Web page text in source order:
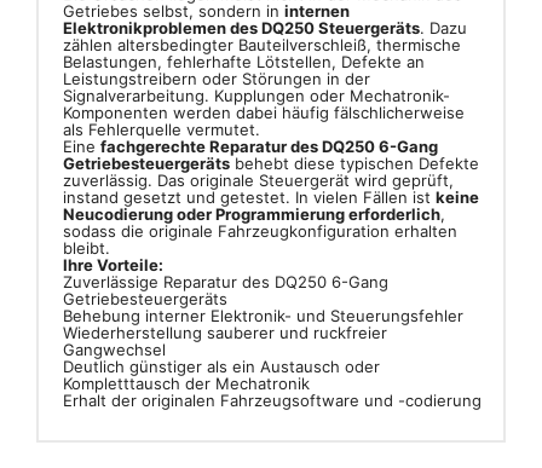
Getriebes selbst, sondern in internen
Elektronikproblemen des DQ250 Steuergeräts. Dazu
zählen altersbedingter Bauteilverschleiß, thermische
Belastungen, fehlerhafte Lötstellen, Defekte an
Leistungstreibern oder Störungen in der
Signalverarbeitung. Kupplungen oder Mechatronik-
Komponenten werden dabei häufig fälschlicherweise
als Fehlerquelle vermutet.
Eine fachgerechte Reparatur des DQ250 6-Gang
Getriebesteuergeräts behebt diese typischen Defekte
zuverlässig. Das originale Steuergerät wird geprüft,
instand gesetzt und getestet. In vielen Fällen ist keine
Neucodierung oder Programmierung erforderlich,
sodass die originale Fahrzeugkonfiguration erhalten
bleibt.
Ihre Vorteile:
Zuverlässige Reparatur des DQ250 6-Gang
Getriebesteuergeräts
Behebung interner Elektronik- und Steuerungsfehler
Wiederherstellung sauberer und ruckfreier
Gangwechsel
Deutlich günstiger als ein Austausch oder
Kompletttausch der Mechatronik
Erhalt der originalen Fahrzeugsoftware und -codierung